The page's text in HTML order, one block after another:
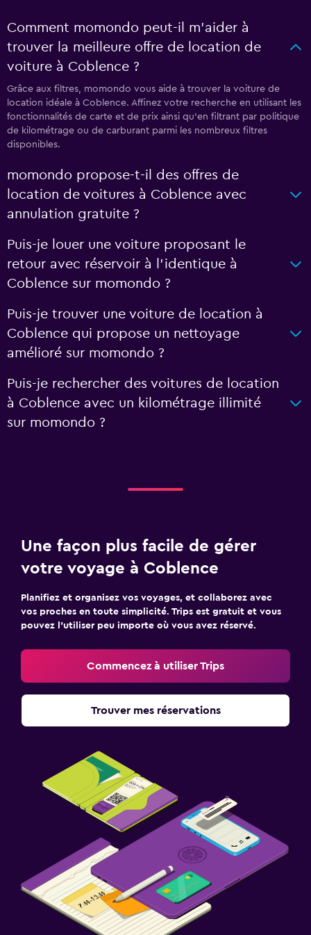
Comment momondo peut-il m’aider à
trouver la meilleure offre de location de
voiture à Coblence ?
Grâce aux filtres, momondo vous aide à trouver la voiture de
location idéale à Coblence. Affinez votre recherche en utilisant les
fonctionnalités de carte et de prix ainsi qu'en filtrant par politique
de kilométrage ou de carburant parmi les nombreux filtres
disponibles.
momondo propose-t-il des offres de
location de voitures à Coblence avec
annulation gratuite ?
Puis-je louer une voiture proposant le
retour avec réservoir à l’identique à
Coblence sur momondo ?
Puis-je trouver une voiture de location à
Coblence qui propose un nettoyage
amélioré sur momondo ?
Puis-je rechercher des voitures de location
à Coblence avec un kilométrage illimité
sur momondo ?
Une façon plus facile de gérer
votre voyage à Coblence
Planifiez et organisez vos voyages, et collaborez avec
vos proches en toute simplicité. Trips est gratuit et vous
pouvez l’utiliser peu importe où vous avez réservé.
Commencez à utiliser Trips
Trouver mes réservations